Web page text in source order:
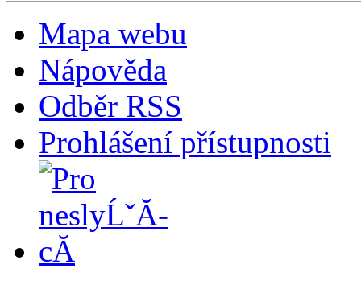
Mapa webu
Nápověda
Odběr RSS
Prohlášení přístupnosti